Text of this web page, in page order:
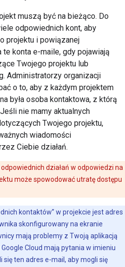
muszą być na bieżąco. Do
odpowiednich kont, aby
projektu i powiązanej
te konta e-maile, gdy pojawiają
Twojego projektu lub
Administratorzy organizacji
o to, aby z każdym projektem
była osoba kontaktowa, z którą
nie mamy aktualnych
Twojego projektu,
wiadomości
Ciebie działań.
działań w odpowiedzi na
może spowodować utratę dostępu
kontaktów” w projekcie jest adres
skonfigurowany na ekranie
mają problemy z Twoją aplikacją
Cloud mają pytania w imieniu
ten adres e-mail, aby mogli się